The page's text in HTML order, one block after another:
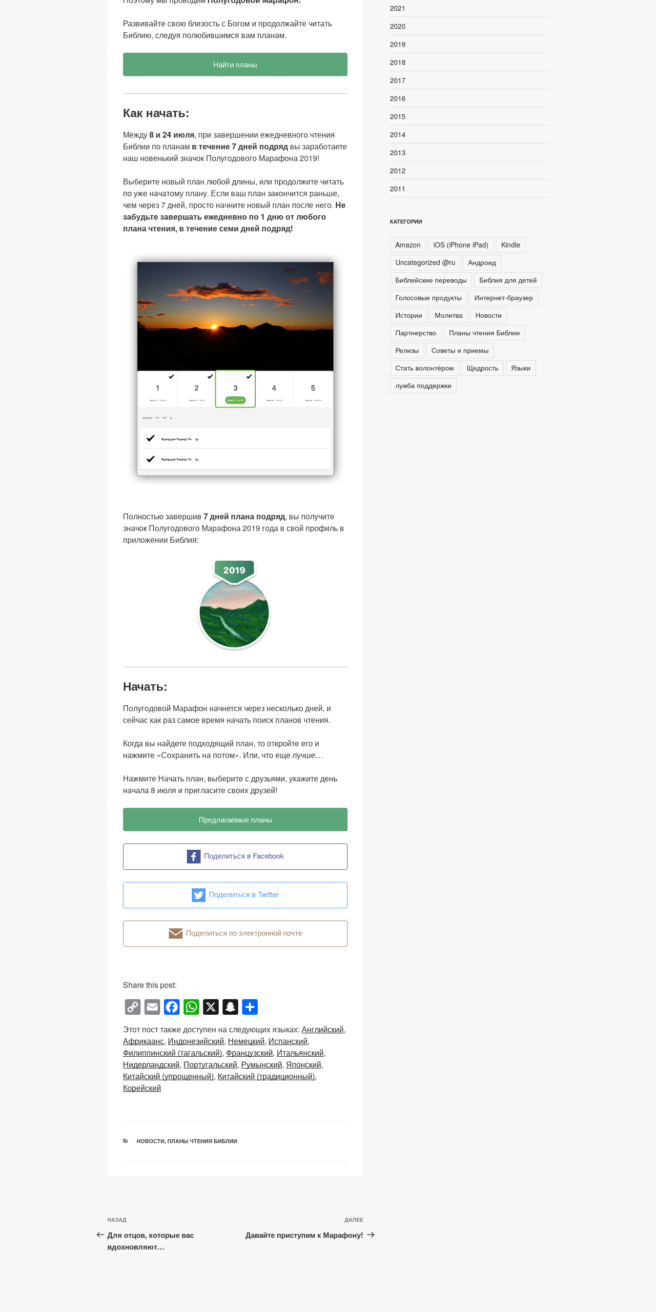
Развивайте свою близость с Богом и продолжайте читать
Библию, следуя полюбившимся вам планам.
Найти планы
Как начать:
Между8 и 24 июля, при завершении ежедневного чтения
Библии по планам в течение 7 дней подряд вы заработаете
наш новенький значок Полугодового Марафона 2019!
Выберите новый план любой длины, или продолжите читать
по уже начатому плану. Если ваш план закончится раньше,
чем через 7 дней, просто начните новый план после него. Не
забудьте завершать ежедневно по 1 дню от любого
плана чтения, в течение семи дней подряд!
Полностью завершив 7 дней плана подряд, вы получите
значок Полугодового Марафона 2019 года в свой профиль в
приложении Библия:
Начать:
Полугодовой Марафон начнется через несколько дней, и
сейчас как раз самое время начать поиск планов чтения.
Когда вы найдете подходящий план, то откройте его и
нажмите «Сохранить на потом». Или, что еще лучше…
Нажмите Начать план, выберите с друзьями, укажите день
начала 8 июля и пригласите своих друзей!
Предлагаемые планы
Поделиться в Facebook
Поделиться в Twitter
Поделиться по электронной почте
Share this post:
C
o
p
y
Li
n
E
m
ail
F
a
c
e
b
o
W
h
at
s
A
p
X S
n
a
p
c
h
тп
р
а
в
и
Этот пост также доступен на следующих языках: Английский
Африкаанс Индонезийский Немецкий Испанский
Филиппинский (тагальский) Французский Итальянский
Нидерландский Португальский Румынский Японский
Китайский (упрощенный) Китайский (традиционный)
Корейский
РУБРИКИ
НОВОСТИ, ПЛАНЫ ЧТЕНИЯ БИБЛИИ
Навигация
по
записям
Предыдущая
запись:
НАЗАД
Для отцов, которые вас
вдохновляют…
Следующая
запись
ДАЛЕЕ
Давайте приступим к Марафону!
2021
2020
2019
2018
2017
2016
2015
2014
2013
2012
2011
КАТЕГОРИИ
Amazon iOS (iPhone iPad)
Kindle
Uncategorized @ru
Андроид
Библейские переводы
Библия для детей
Голосовые продукты
Интернет-браузер
Истории
Молитва
Новости
Партнерство
Планы чтения Библии
Релизы
Советы и приемы
Стать волонтёром
Щедрость
Языки
лужба поддержки